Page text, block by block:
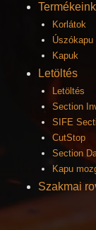
Termékeink
Korlátok
Kapuk
Letöltés
Letöltés
Section
SIFE
CutStop
Section
Kapu
Szakmai